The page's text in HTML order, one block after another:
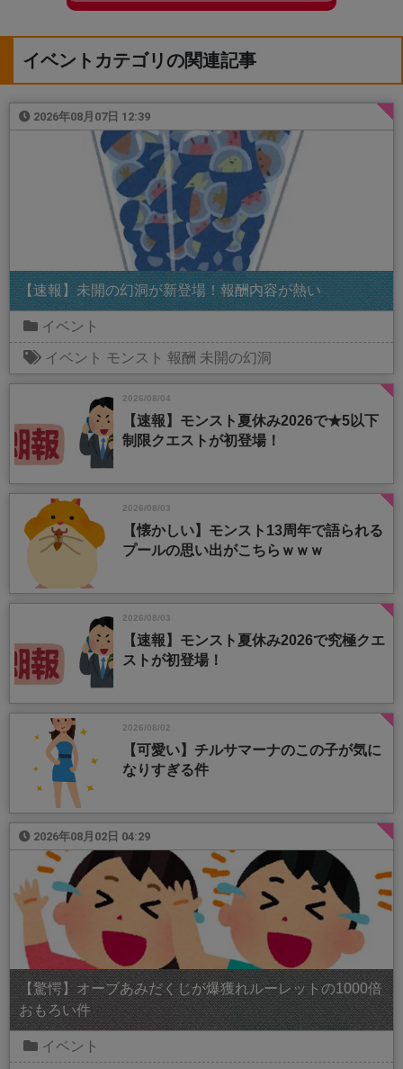
イベントカテゴリの関連記事
2026年08月07日 12:39
【速報】未開の幻洞が新登場！報酬内容が熱い
イベント
イベント モンスト 報酬 未開の幻洞
2026/08/04
【速報】モンスト夏休み2026で★5以下
制限クエストが初登場！
2026/08/03
【懐かしい】モンスト13周年で語られる
プールの思い出がこちらｗｗｗ
2026/08/03
【速報】モンスト夏休み2026で究極クエ
ストが初登場！
2026/08/02
【可愛い】チルサマーナのこの子が気に
なりすぎる件
2026年08月02日 04:29
【驚愕】オーブあみだくじが爆獲れルーレットの1000倍
おもろい件
イベント